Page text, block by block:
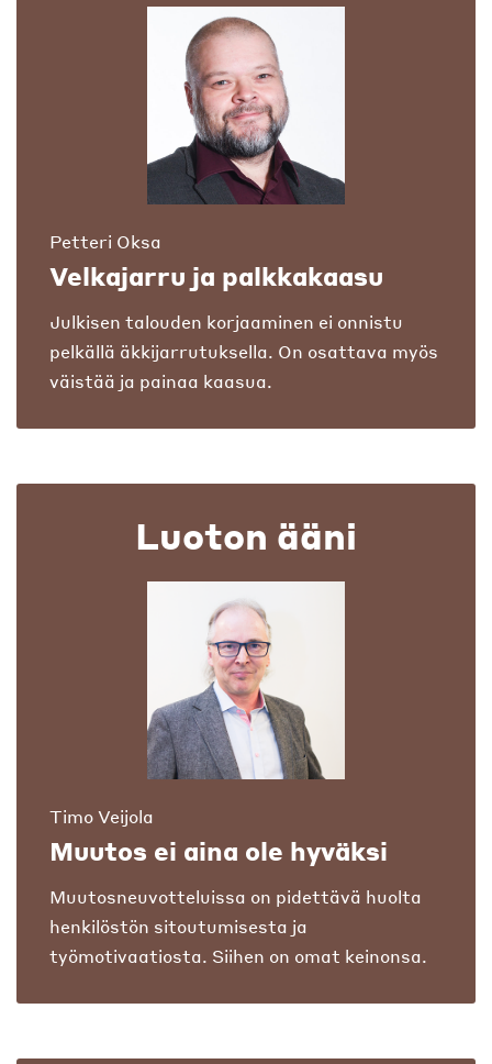
Petteri Oksa
Velkajarru ja palkkakaasu
Julkisen talouden korjaaminen ei onnistu
pelkällä äkkijarrutuksella. On osattava myös
väistää ja painaa kaasua.
Luoton ääni
Timo Veijola
Muutos ei aina ole hyväksi
Muutosneuvotteluissa on pidettävä huolta
henkilöstön sitoutumisesta ja
työmotivaatiosta. Siihen on omat keinonsa.